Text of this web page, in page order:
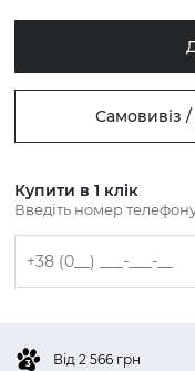
Самовивіз /
Купити в 1 клік
Введіть номер
Від 2 566 грн